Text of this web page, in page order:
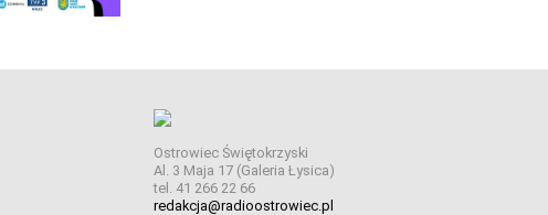
Ostrowiec Świętokrzyski
Al. 3 Maja 17 (Galeria Łysica)
tel. 41 266 22 66
redakcja@radioostrowiec.pl